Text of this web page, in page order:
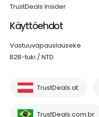
TrustDeals Insider
Käyttöehdot
Vastuuvapauslauseke
B2B-tuki / NTD
TrustDeals.at
TrustDeals.com.br